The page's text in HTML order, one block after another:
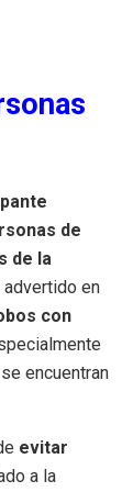
de
de la
advertido en
con
encuentran
evitar
a la